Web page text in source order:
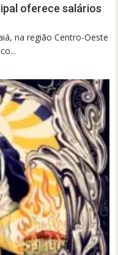
oferece salários
na região Centro-Oeste